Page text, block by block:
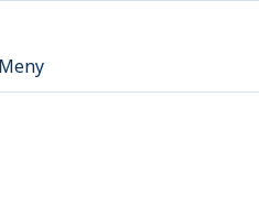
Meny